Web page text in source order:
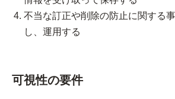
不当な訂正や削除の防止に関する
し、運用する
可視性の要件